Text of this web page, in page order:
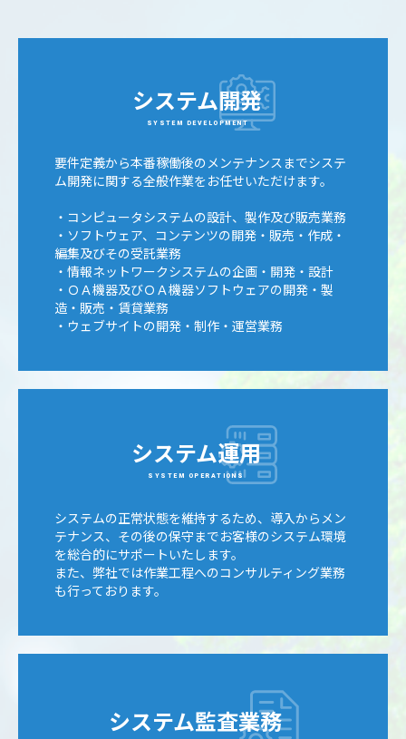
システム開発
SYSTEM DEVELOPMENT
要件定義から本番稼働後のメンテナンスまでシステ
ム開発に関する全般作業をお任せいただけます。
・コンピュータシステムの設計、製作及び販売業務
・ソフトウェア、コンテンツの開発・販売・作成・
編集及びその受託業務
・情報ネットワークシステムの企画・開発・設計
・ＯＡ機器及びＯＡ機器ソフトウェアの開発・製
造・販売・賃貸業務
・ウェブサイトの開発・制作・運営業務
システム運用
SYSTEM OPERATIONS
システムの正常状態を維持するため、導入からメン
テナンス、その後の保守までお客様のシステム環境
を総合的にサポートいたします。
また、弊社では作業工程へのコンサルティング業務
も行っております。
システム監査業務